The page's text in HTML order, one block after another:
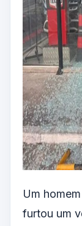
Um
furtou um